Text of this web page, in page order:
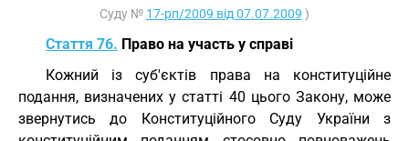
Суду № 17-рп/2009 від 07.07.2009 )
Стаття 76. Право на участь у справі
Кожний із суб'єктів права на конституційне
подання, визначених у статті 40 цього Закону, може
звернутись до Конституційного Суду України з